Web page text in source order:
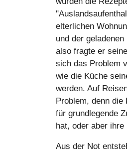
elterlichen
und der
also fragte er
sich das Problem
wie die Küche
werden. Auf
Problem, denn die
für grundlegende
hat, oder aber
Aus der Not